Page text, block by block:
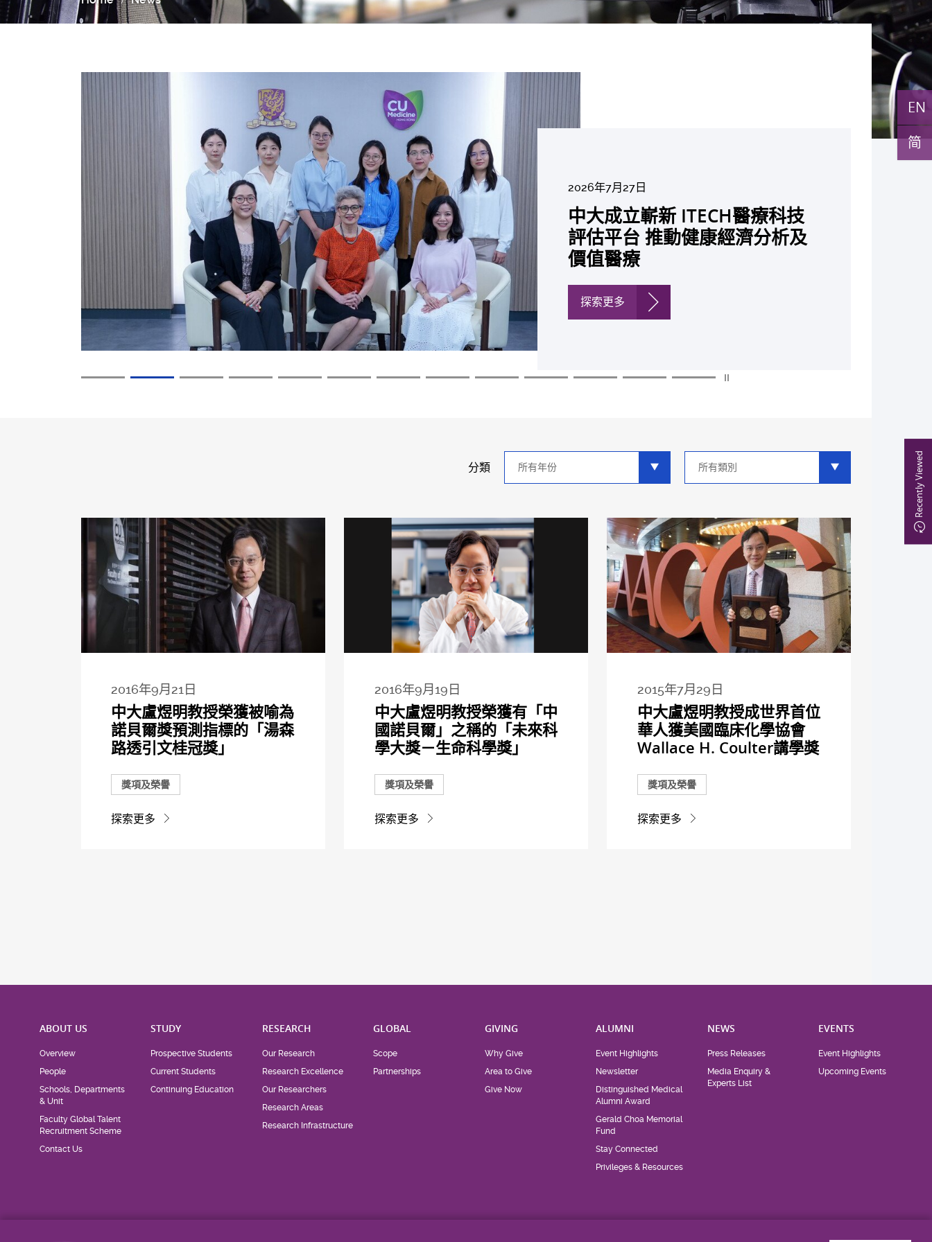
Recently Viewed
EN
简
中大「環球醫學」連續13年全
港收生之冠 囊括12名文憑試滿
分考生 佔學醫狀元六成 中大醫
科續為尖子首選 文憑試考生佔
探索更多
2026年7月27日
中大成立嶄新 ITECH醫療科技
評估平台 推動健康經濟分析及
價值醫療
探索更多
中大研發「AI-OCT」系統助測
糖尿黃斑水腫 假陽性轉介個案
銳減六成 縮短患者輪候診症時
間
中大黃秀娟教授獲頒中國工程界
最高榮譽「光華工程科技獎」
成為今屆醫藥衞生領域唯一香港
學者
中大新設「香港中文大學鳳凰獎
學金」嘉許公開試狀元 鼓勵學
醫狀元走出課堂放眼世界 裝備
21世紀妙手仁醫
中大全新一站式PGT-Plus方案
精準辨識傳統檢測中複雜基因異
常「盲點」 降低人工受孕流產
及異常妊娠風險
2026年6月22日
中大發現青光眼治療新靶點 小
鼠實驗證實可恢復七成視力 有
助開創嶄新神經保護療法
探索更多
2026年6月17日
中大成功拆解肝癌免疫治療耐藥
性機制 揭一種免疫細胞具「除
廢餵食」新功能助癌細胞耐藥性
探索更多
中大與多名全球專家共同牽頭跨
國肺癌研究 逾半晚期ALK陽性
肺癌病人七年無惡化 因特定基
因異常而引起的肺癌有望變成
探索更多
2026年6月5日
中大教授陳重娥獲頒「清野裕傑
出領袖獎」 成為本港首名學者
榮膺亞洲糖尿病教研最高榮譽
探索更多
2026年6月2日
中大匯聚逾200位區域專家 探討
私人醫療保險如何推動全民健康
覆蓋
探索更多
2026年5月19日
中大張源津醫生成首位亞洲研究
員 榮獲國際泌尿科權威獎項
John K. Lattimer 講座獎
探索更多
2026年5月14日
中大取得「從實驗室到臨床應
用」研究突破 初步證實GLP-1
藥物可改善嚴重中風康復情況
探索更多
分類
類
分
2016年9月21日
中大盧煜明教授榮獲被喻為
諾貝爾獎預測指標的「湯森
路透引文桂冠獎」
獎項及榮譽
探索更多
2016年9月19日
中大盧煜明教授榮獲有「中
國諾貝爾」之稱的「未來科
學大獎－生命科學獎」
獎項及榮譽
探索更多
2015年7月29日
中大盧煜明教授成世界首位
華人獲美國臨床化學協會
Wallace H. Coulter講學獎
獎項及榮譽
探索更多
ABOUT US
Overview
People
Schools, Departments
& Unit
Faculty Global Talent
Recruitment Scheme
Contact Us
STUDY
Prospective Students
Current Students
Continuing Education
RESEARCH
Our Research
Research Excellence
Our Researchers
Research Areas
Research Infrastructure
GLOBAL
Scope
Partnerships
GIVING
Why Give
Area to Give
Give Now
ALUMNI
Event Highlights
Newsletter
Distinguished Medical
Alumni Award
Gerald Choa Memorial
Fund
Stay Connected
Privileges & Resources
NEWS
Press Releases
Media Enquiry &
Experts List
EVENTS
Event Highlights
Upcoming Events